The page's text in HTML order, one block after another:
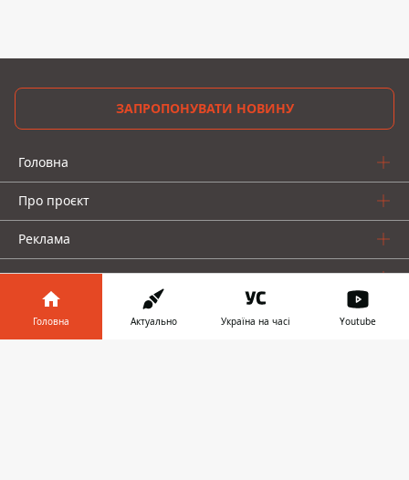
ЗАПРОПОНУВАТИ НОВИНУ
Головна
Про проєкт
Реклама
Про нас
Головна Актуально Україна на часі Youtube